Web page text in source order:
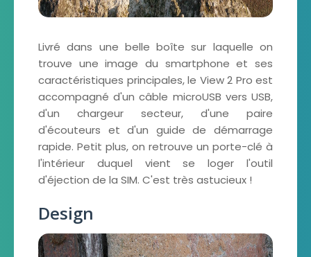
Livré dans une belle boîte sur laquelle on
trouve une image du smartphone et ses
caractéristiques principales, le View 2 Pro est
accompagné d'un câble microUSB vers USB,
d'un chargeur secteur, d'une paire
d'écouteurs et d'un guide de démarrage
rapide. Petit plus, on retrouve un porte-clé à
l'intérieur duquel vient se loger l'outil
d'éjection de la SIM. C'est très astucieux !
Design